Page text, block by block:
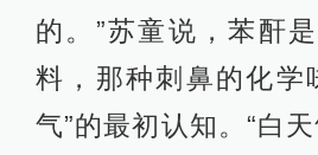
的。”苏童说，苯酐
料，那种刺鼻的化学
气”的最初认知。“白